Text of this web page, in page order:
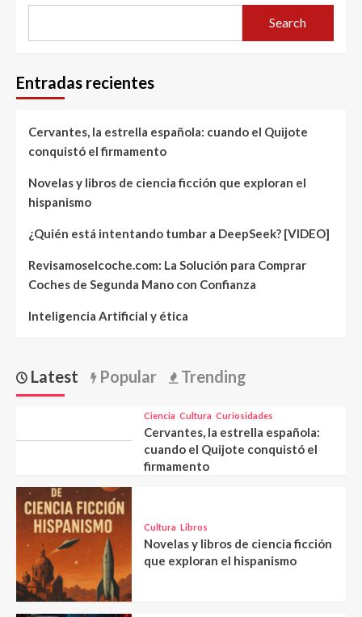
Search
Entradas recientes
Cervantes, la estrella española: cuando el Quijote
conquistó el firmamento
Novelas y libros de ciencia ficción que exploran el
hispanismo
¿Quién está intentando tumbar a DeepSeek? [VIDEO]
Revisamoselcoche.com: La Solución para Comprar
Coches de Segunda Mano con Confianza
Inteligencia Artificial y ética
Latest Popular Trending
Ciencia Cultura Curiosidades
Cervantes, la estrella española:
cuando el Quijote conquistó el
firmamento
Cultura Libros
Novelas y libros de ciencia ficción
que exploran el hispanismo